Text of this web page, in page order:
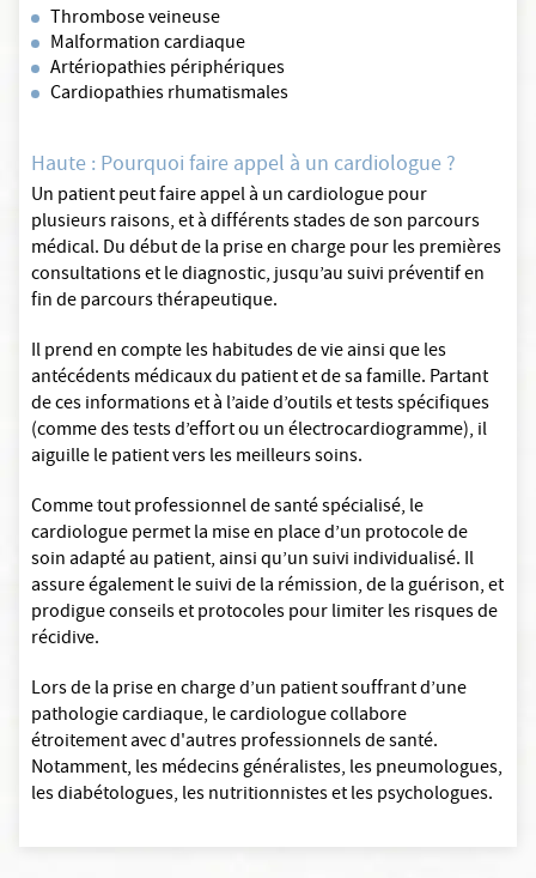
Thrombose veineuse
Malformation cardiaque
Artériopathies périphériques
Cardiopathies rhumatismales
Haute : Pourquoi faire appel à un cardiologue ?
Un patient peut faire appel à un cardiologue pour
plusieurs raisons, et à différents stades de son parcours
médical. Du début de la prise en charge pour les premières
consultations et le diagnostic, jusqu’au suivi préventif en
fin de parcours thérapeutique.
Il prend en compte les habitudes de vie ainsi que les
antécédents médicaux du patient et de sa famille. Partant
de ces informations et à l’aide d’outils et tests spécifiques
(comme des tests d’effort ou un électrocardiogramme), il
aiguille le patient vers les meilleurs soins.
Comme tout professionnel de santé spécialisé, le
cardiologue permet la mise en place d’un protocole de
soin adapté au patient, ainsi qu’un suivi individualisé. Il
assure également le suivi de la rémission, de la guérison, et
prodigue conseils et protocoles pour limiter les risques de
récidive.
Lors de la prise en charge d’un patient souffrant d’une
pathologie cardiaque, le cardiologue collabore
étroitement avec d'autres professionnels de santé.
Notamment, les médecins généralistes, les pneumologues,
les diabétologues, les nutritionnistes et les psychologues.